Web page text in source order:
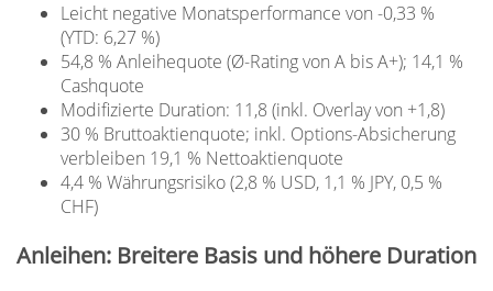
Leicht negative Monatsperformance von -0,33 %
(YTD: 6,27 %)
54,8 % Anleihequote (Ø-Rating von A bis A+); 14,1 %
Cashquote
Modifizierte Duration: 11,8 (inkl. Overlay von +1,8)
30 % Bruttoaktienquote; inkl. Options-Absicherung
verbleiben 19,1 % Nettoaktienquote
4,4 % Währungsrisiko (2,8 % USD, 1,1 % JPY, 0,5 %
CHF)
Anleihen: Breitere Basis und höhere Duration